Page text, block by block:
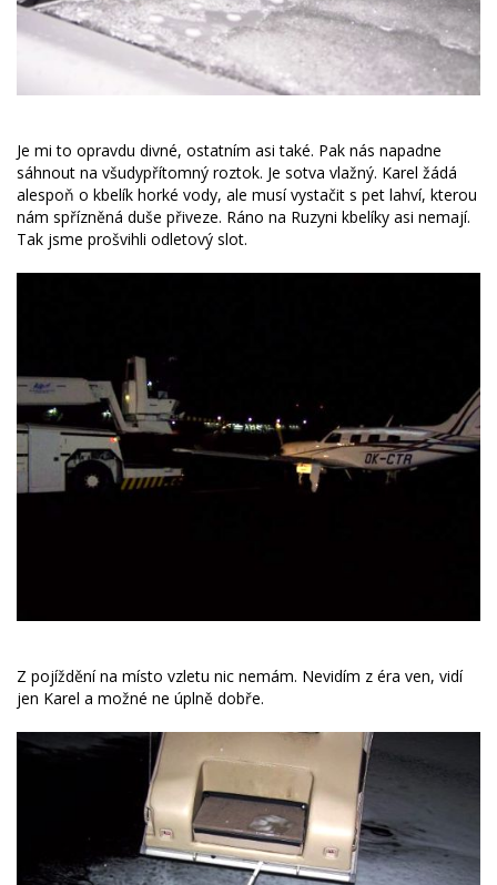
Je mi to opravdu divné, ostatním asi také. Pak nás napadne
sáhnout na všudypřítomný roztok. Je sotva vlažný. Karel žádá
alespoň o kbelík horké vody, ale musí vystačit s pet lahví, kterou
nám spřízněná duše přiveze. Ráno na Ruzyni kbelíky asi nemají.
Tak jsme prošvihli odletový slot.
Z pojíždění na místo vzletu nic nemám. Nevidím z éra ven, vidí
jen Karel a možné ne úplně dobře.